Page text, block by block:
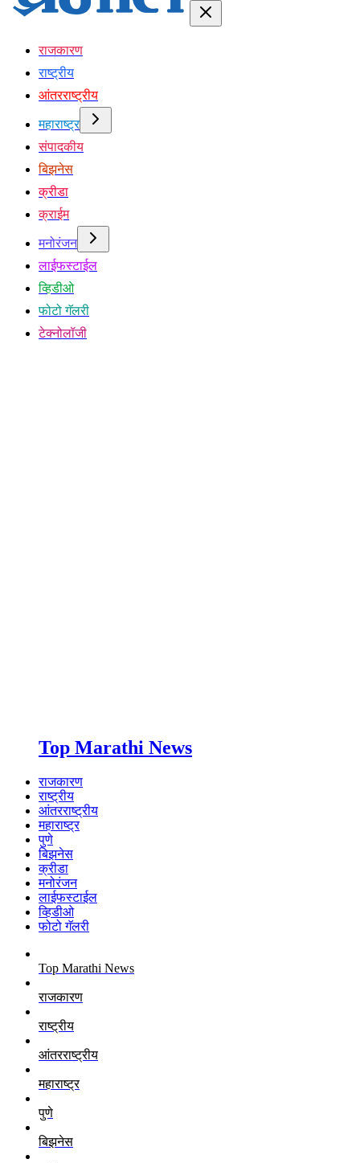
राजकारण
राष्ट्रीय
आंतरराष्ट्रीय
महाराष्ट्र
संपादकीय
बिझनेस
क्रीडा
क्राईम
मनोरंजन
लाईफस्टाईल
व्हिडीओ
फोटो गॅलरी
टेक्नोलॉजी
Top Marathi News
राजकारण
राष्ट्रीय
आंतरराष्ट्रीय
महाराष्ट्र
पुणे
बिझनेस
क्रीडा
मनोरंजन
लाईफस्टाईल
व्हिडीओ
फोटो गॅलरी
Top Marathi News
राजकारण
राष्ट्रीय
आंतरराष्ट्रीय
महाराष्ट्र
पुणे
बिझनेस